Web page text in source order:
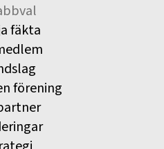
fäkta
förening